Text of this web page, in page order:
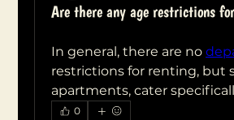
Are there any age restrictions
In general, there are no
restrictions for renting, but
apartments, cater
0